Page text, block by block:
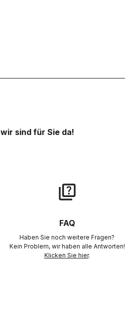
wir sind für Sie da!
quiz
FAQ
Haben Sie noch weitere Fragen?
Kein Problem, wir haben alle Antworten!
Klicken Sie hier.